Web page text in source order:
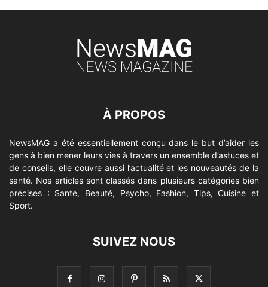
À PROPOS
NewsMAG a été essentiellement conçu dans le but d’aider les
gens à bien mener leurs vies à travers un ensemble d’astuces et
de conseils, elle couvre aussi l’actualité et les nouveautés de la
santé. Nos articles sont classés dans plusieurs catégories bien
précises : Santé, Beauté, Psycho, Fashion, Tips, Cuisine et
Sport.
SUIVEZ NOUS